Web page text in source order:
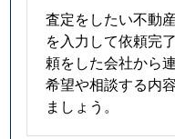
査定をしたい不動
を入力して依頼完
頼をした会社から
希望や相談する内
ましょう。